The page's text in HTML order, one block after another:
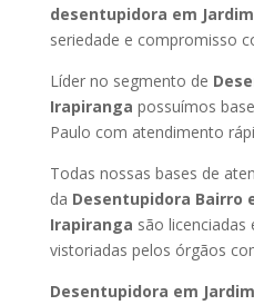
desentupidora em
seriedade e compromisso
Líder no segmento de
Irapiranga possuímos
Paulo com atendimento
Todas nossas bases de
da Desentupidora Bairro
Irapiranga são licenciadas
vistoriadas pelos órgãos
Desentupidora em